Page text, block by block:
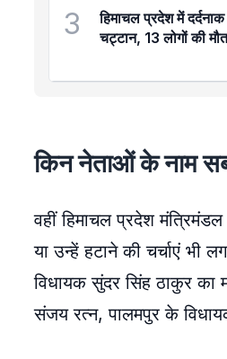
3
हिमाचल प्रदेश में
चट्टान, 13 लोगों की
किन नेताओं के नाम
वहीं हिमाचल प्रदेश
या उन्हें हटाने की चर्चाएं भी
विधायक सुंदर सिंह ठाकुर का
संजय रत्न, पालमपुर के